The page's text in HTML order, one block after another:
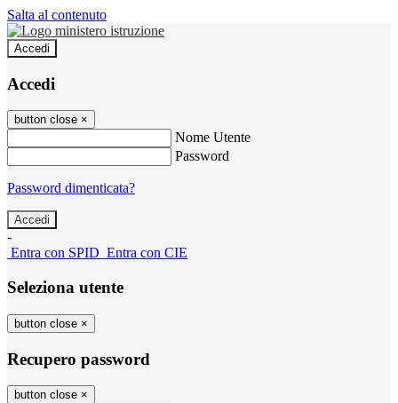
Salta al contenuto
Accedi
Accedi
button close ×
Nome Utente
Password
Password dimenticata?
-
Entra con SPID Entra con CIE
Seleziona utente
button close ×
Recupero password
button close ×